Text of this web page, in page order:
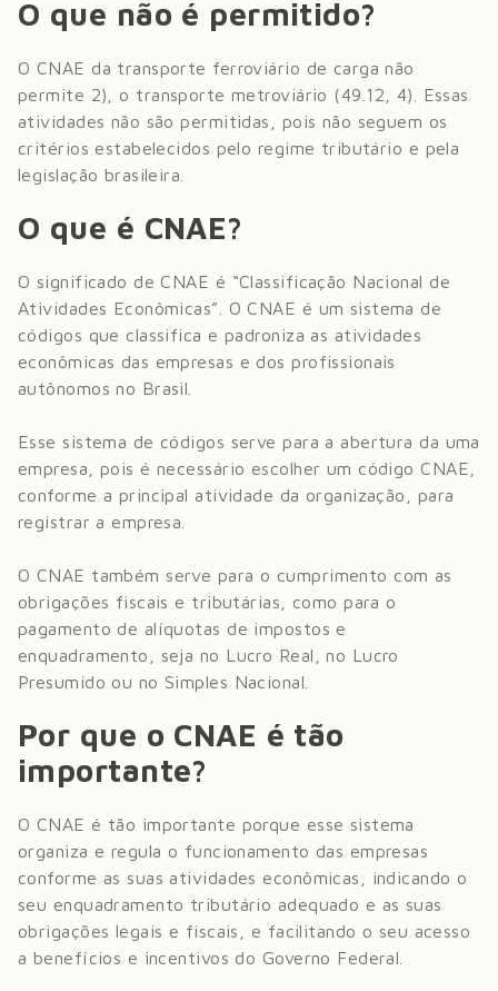
O que não é permitido?
O CNAE da transporte ferroviário de carga não
permite 2), o transporte metroviário (49.12, 4) . Essas
atividades não são permitidas, pois não seguem os
critérios estabelecidos pelo regime tributário e pela
legislação brasileira.
O que é CNAE?
O significado de CNAE é “Classificação Nacional de
Atividades Econômicas”. O CNAE é um sistema de
códigos que classifica e padroniza as atividades
econômicas das empresas e dos profissionais
autônomos no Brasil.
Esse sistema de códigos serve para a abertura da uma
empresa, pois é necessário escolher um código CNAE,
conforme a principal atividade da organização, para
registrar a empresa.
O CNAE também serve para o cumprimento com as
obrigações fiscais e tributárias, como para o
pagamento de alíquotas de impostos e
enquadramento, seja no Lucro Real, no Lucro
Presumido ou no Simples Nacional.
Por que o CNAE é tão
importante?
O CNAE é tão importante porque esse sistema
organiza e regula o funcionamento das empresas
conforme as suas atividades econômicas, indicando o
seu enquadramento tributário adequado e as suas
obrigações legais e fiscais, e facilitando o seu acesso
a benefícios e incentivos do Governo Federal.